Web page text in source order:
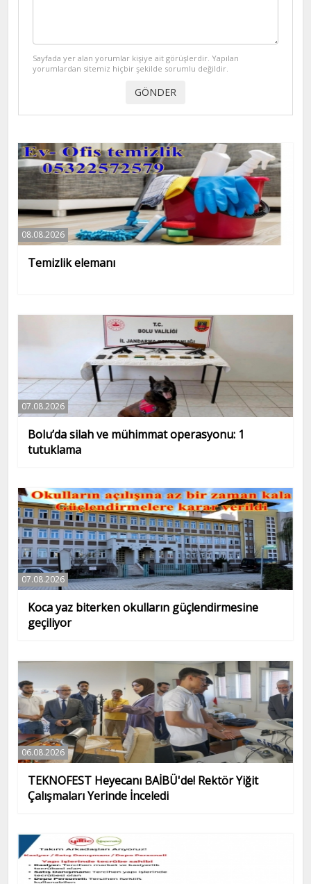
Sayfada yer alan yorumlar kişiye ait görüşlerdir. Yapılan
yorumlardan sitemiz hiçbir şekilde sorumlu değildir.
08.08.2026
Temizlik elemanı
07.08.2026
Bolu’da silah ve mühimmat operasyonu: 1
tutuklama
07.08.2026
Koca yaz biterken okulların güçlendirmesine
geçiliyor
06.08.2026
TEKNOFEST Heyecanı BAİBÜ'de! Rektör Yiğit
Çalışmaları Yerinde İnceledi